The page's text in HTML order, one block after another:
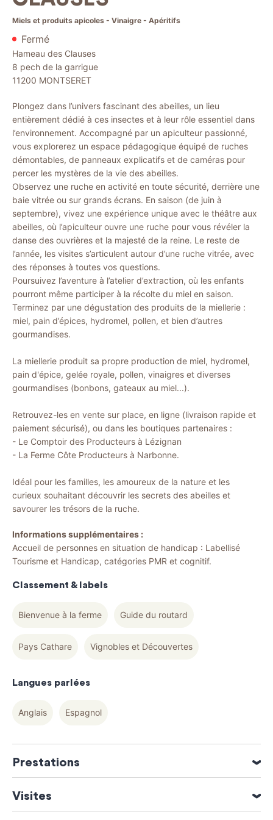
Miels et produits apicoles - Vinaigre - Apéritifs
Fermé
Hameau des Clauses
8 pech de la garrigue
11200 MONTSERET
Plongez dans l’univers fascinant des abeilles, un lieu
entièrement dédié à ces insectes et à leur rôle essentiel dans
l’environnement. Accompagné par un apiculteur passionné,
vous explorerez un espace pédagogique équipé de ruches
démontables, de panneaux explicatifs et de caméras pour
percer les mystères de la vie des abeilles.
Observez une ruche en activité en toute sécurité, derrière une
baie vitrée ou sur grands écrans. En saison (de juin à
septembre), vivez une expérience unique avec le théâtre aux
abeilles, où l’apiculteur ouvre une ruche pour vous révéler la
danse des ouvrières et la majesté de la reine. Le reste de
l’année, les visites s’articulent autour d’une ruche vitrée, avec
des réponses à toutes vos questions.
Poursuivez l’aventure à l’atelier d’extraction, où les enfants
pourront même participer à la récolte du miel en saison.
Terminez par une dégustation des produits de la miellerie :
miel, pain d’épices, hydromel, pollen, et bien d’autres
gourmandises.
La miellerie produit sa propre production de miel, hydromel,
pain d'épice, gelée royale, pollen, vinaigres et diverses
gourmandises (bonbons, gateaux au miel...).
Retrouvez-les en vente sur place, en ligne (livraison rapide et
paiement sécurisé), ou dans les boutiques partenaires :
- Le Comptoir des Producteurs à Lézignan
- La Ferme Côte Producteurs à Narbonne.
Idéal pour les familles, les amoureux de la nature et les
curieux souhaitant découvrir les secrets des abeilles et
savourer les trésors de la ruche.
Informations supplémentaires :
Accueil de personnes en situation de handicap : Labellisé
Tourisme et Handicap, catégories PMR et cognitif.
Classement & labels
Bienvenue à la ferme Guide du routard
Pays Cathare Vignobles et Découvertes
Langues parlées
Anglais Espagnol
Prestations
Visites